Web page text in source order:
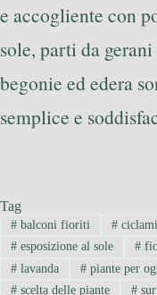
e accogliente con
sole, parti da
begonie ed edera
semplice e
Tag
#balconi fioriti #
#esposizione al sole #
#lavanda #piante per
#scelta delle piante #